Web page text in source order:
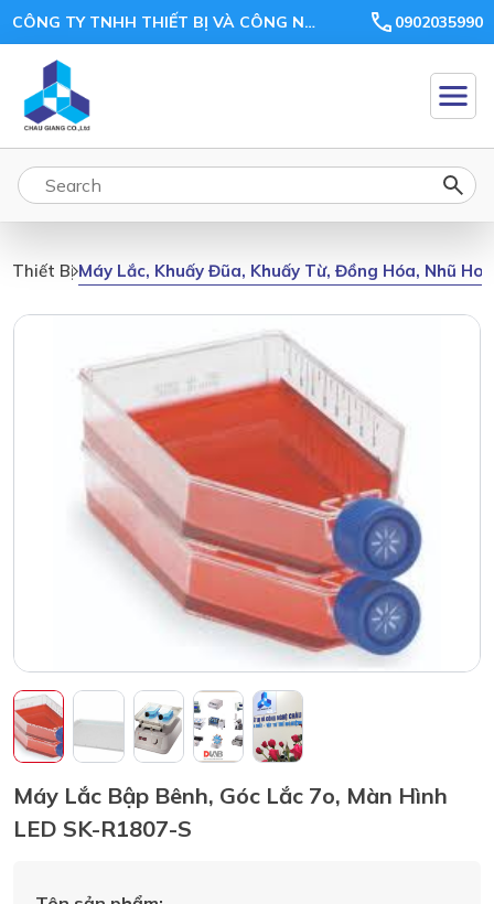
CÔNG TY TNHH THIẾT BỊ VÀ CÔNG NGHỆ CHÂU GIANG 0902035990
Thiết BịMáy Lắc, Khuấy Đũa, Khuấy Từ, Đồng Hóa, Nhũ Hoá
Máy Lắc Bập Bênh, Góc Lắc 7o, Màn Hình
LED SK-R1807-S